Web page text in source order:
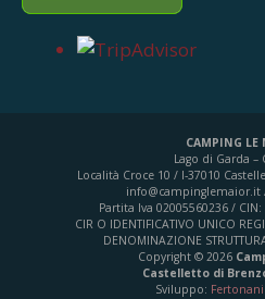
CAMPING LE
Lago di Garda –
Località Croce 10 / I-37010
info@campinglemaior.it
Partita Iva 02005560236 / CIN:
CIR O IDENTIFICATIVO UNICO
DENOMINAZIONE
Copyright © 2026
Castelletto di
Sviluppo: